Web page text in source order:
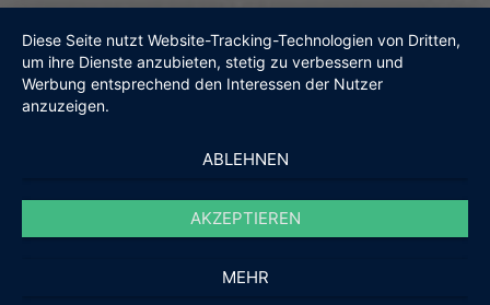
Diese Seite nutzt Website-Tracking-Technologien von Dritten,
um ihre Dienste anzubieten, stetig zu verbessern und
Werbung entsprechend den Interessen der Nutzer
anzuzeigen.
ABLEHNEN
AKZEPTIEREN
MEHR